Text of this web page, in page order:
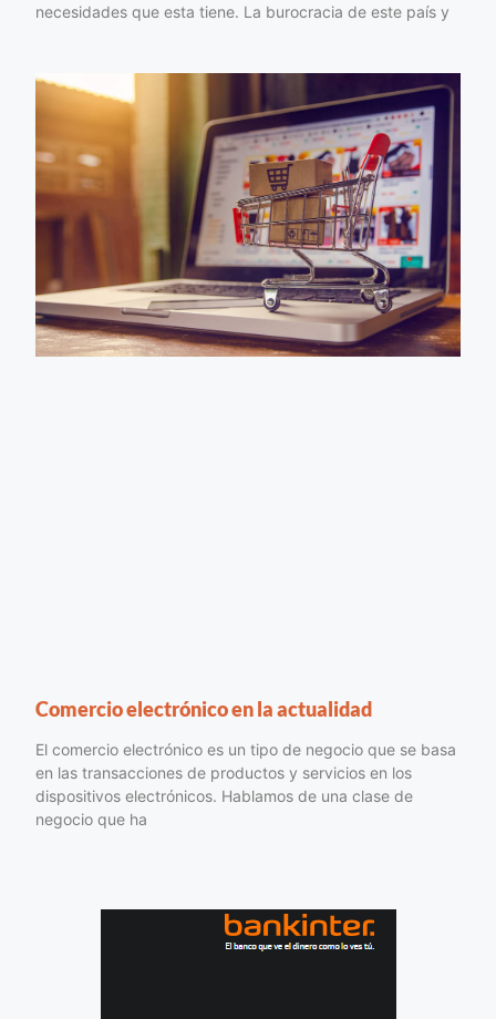
necesidades que esta tiene. La burocracia de este país y
Comercio electrónico en la actualidad
El comercio electrónico es un tipo de negocio que se basa
en las transacciones de productos y servicios en los
dispositivos electrónicos. Hablamos de una clase de
negocio que ha